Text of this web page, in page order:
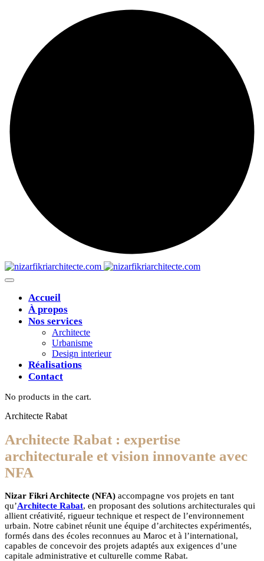
Accueil
À propos
Nos services
Architecte
Urbanisme
Design interieur
Réalisations
Contact
No products in the cart.
Architecte Rabat
Architecte Rabat : expertise
architecturale et vision innovante avec
NFA
Nizar Fikri Architecte (NFA) accompagne vos projets en tant
qu’Architecte Rabat, en proposant des solutions architecturales qui
allient créativité, rigueur technique et respect de l’environnement
urbain. Notre cabinet réunit une équipe d’architectes expérimentés,
formés dans des écoles reconnues au Maroc et à l’international,
capables de concevoir des projets adaptés aux exigences d’une
capitale administrative et culturelle comme Rabat.